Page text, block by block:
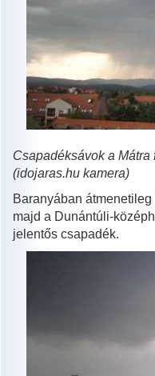
Csapadéksávok a Mátra
(idojaras.hu kamera)
Baranyában
majd a Dunántúli-
jelentős csapadék.